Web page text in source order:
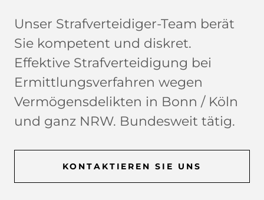
Unser Strafverteidiger-Team berät
Sie kompetent und diskret.
Effektive Strafverteidigung bei
Ermittlungsverfahren wegen
Vermögensdelikten in Bonn / Köln
und ganz NRW. Bundesweit tätig.
KONTAKTIEREN SIE UNS